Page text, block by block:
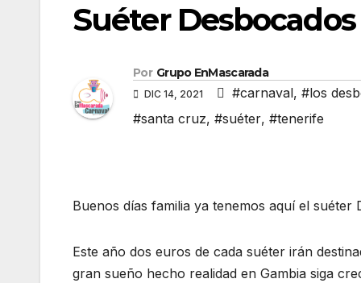
Suéter Desbocados
Por Grupo EnMascarada
DIC 14, 2021 #carnaval, #los
#santa cruz, #suéter, #tenerife
Buenos días familia ya tenemos aquí el suéter
Este año dos euros de cada suéter irán
gran sueño hecho realidad en Gambia siga